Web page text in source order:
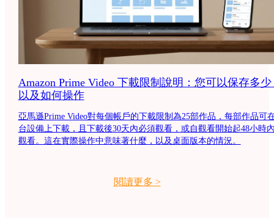
Amazon Prime Video 下載限制說明：您可以保存多少
以及如何操作
亞馬遜Prime Video對每個帳戶的下載限制為25部作品，每部作品可
台設備上下載，且下載後30天內必須觀看，或自觀看開始起48小時
觀看。這在實際操作中意味著什麼，以及桌面版本的情況。
閱讀更多 >